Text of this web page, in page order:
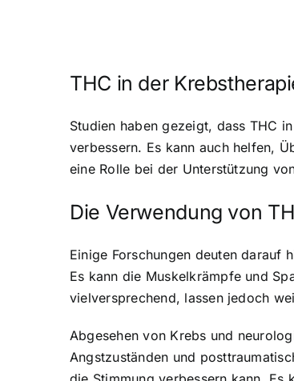
THC in der
Studien haben gezeigt, dass THC
verbessern. Es kann auch helfen,
eine Rolle bei der Unterstützung
Die Verwendung von
Einige Forschungen deuten darauf
Es kann die Muskelkrämpfe und
vielversprechend, lassen jedoch
Abgesehen von Krebs und
Angstzuständen und